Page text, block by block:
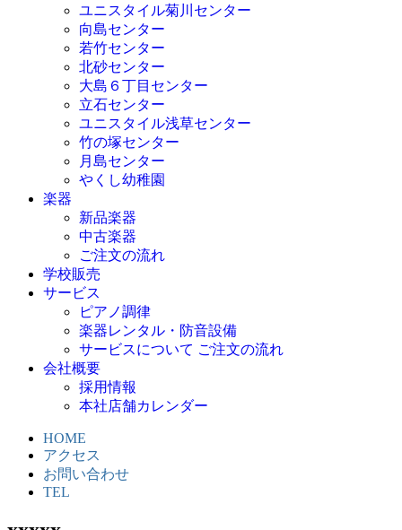
ユニスタイル菊川センター
向島センター
若竹センター
北砂センター
大島６丁目センター
立石センター
ユニスタイル浅草センター
竹の塚センター
月島センター
やくし幼稚園
楽器
新品楽器
中古楽器
ご注文の流れ
学校販売
サービス
ピアノ調律
楽器レンタル・防音設備
サービスについて ご注文の流れ
会社概要
採用情報
本社店舗カレンダー
HOME
アクセス
お問い合わせ
TEL